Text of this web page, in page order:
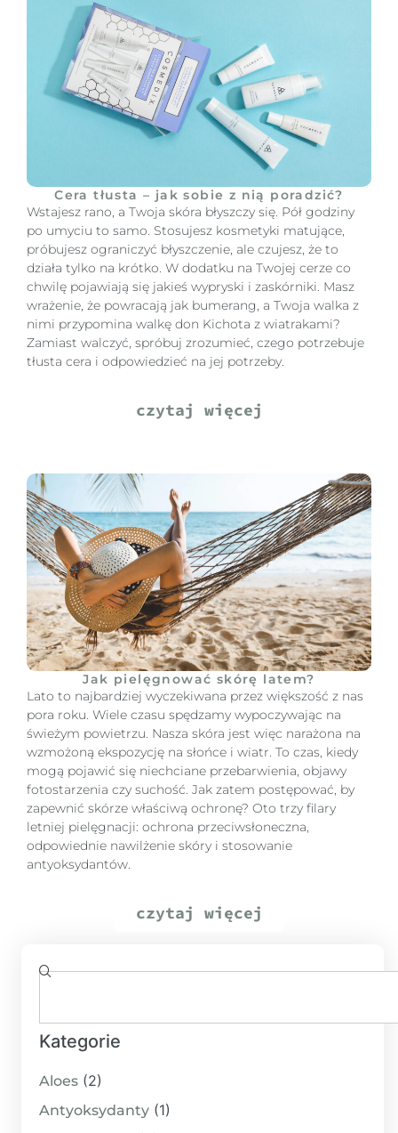
Kategorie
Aloes (2)
Antyoksydanty (1)
Cera tłusta – jak sobie z nią poradzić?
Wstajesz rano, a Twoja skóra błyszczy się. Pół godziny
po umyciu to samo. Stosujesz kosmetyki matujące,
próbujesz ograniczyć błyszczenie, ale czujesz, że to
działa tylko na krótko. W dodatku na Twojej cerze co
chwilę pojawiają się jakieś wypryski i zaskórniki. Masz
wrażenie, że powracają jak bumerang, a Twoja walka z
nimi przypomina walkę don Kichota z wiatrakami?
Zamiast walczyć, spróbuj zrozumieć, czego potrzebuje
tłusta cera i odpowiedzieć na jej potrzeby.
czytaj więcej
Jak pielęgnować skórę latem?
Lato to najbardziej wyczekiwana przez większość z nas
pora roku. Wiele czasu spędzamy wypoczywając na
świeżym powietrzu. Nasza skóra jest więc narażona na
wzmożoną ekspozycję na słońce i wiatr. To czas, kiedy
mogą pojawić się niechciane przebarwienia, objawy
fotostarzenia czy suchość. Jak zatem postępować, by
zapewnić skórze właściwą ochronę? Oto trzy filary
letniej pielęgnacji: ochrona przeciwsłoneczna,
odpowiednie nawilżenie skóry i stosowanie
antyoksydantów.
czytaj więcej